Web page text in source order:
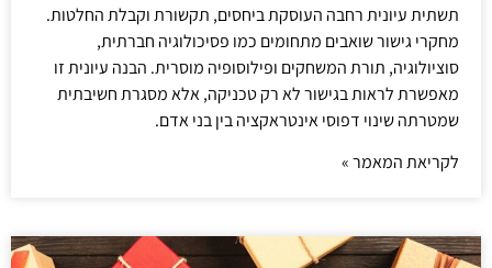
תשתית עיונית רחבה העוסקת ביחסים, תקשורת וקבלת החלטות.
מחקרי גישור שואבים מתחומים כמו פסיכולוגיה חברתית,
סוציולוגיה, תורת המשחקים ופילוסופיה מוסרית. הבנה עיונית זו
מאפשרת לראות בגישור לא רק טכניקה, אלא מסגרת חשיבתית
שמטרתה שינוי דפוסי אינטראקציה בין בני אדם.
לקריאת המאמר »